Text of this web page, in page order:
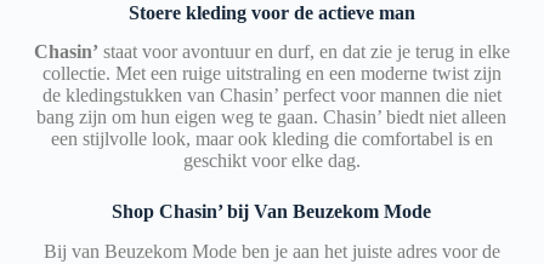
Stoere kleding voor de actieve man
Chasin’ staat voor avontuur en durf, en dat zie je terug in elke
collectie. Met een ruige uitstraling en een moderne twist zijn
de kledingstukken van Chasin’ perfect voor mannen die niet
bang zijn om hun eigen weg te gaan. Chasin’ biedt niet alleen
een stijlvolle look, maar ook kleding die comfortabel is en
geschikt voor elke dag.
Shop Chasin’ bij Van Beuzekom Mode
Bij van Beuzekom Mode ben je aan het juiste adres voor de